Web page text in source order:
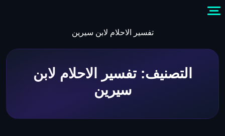
content
تفسير الاحلام لابن سيرين
التصنيف:تفسير الاحلام لابن
سيرين